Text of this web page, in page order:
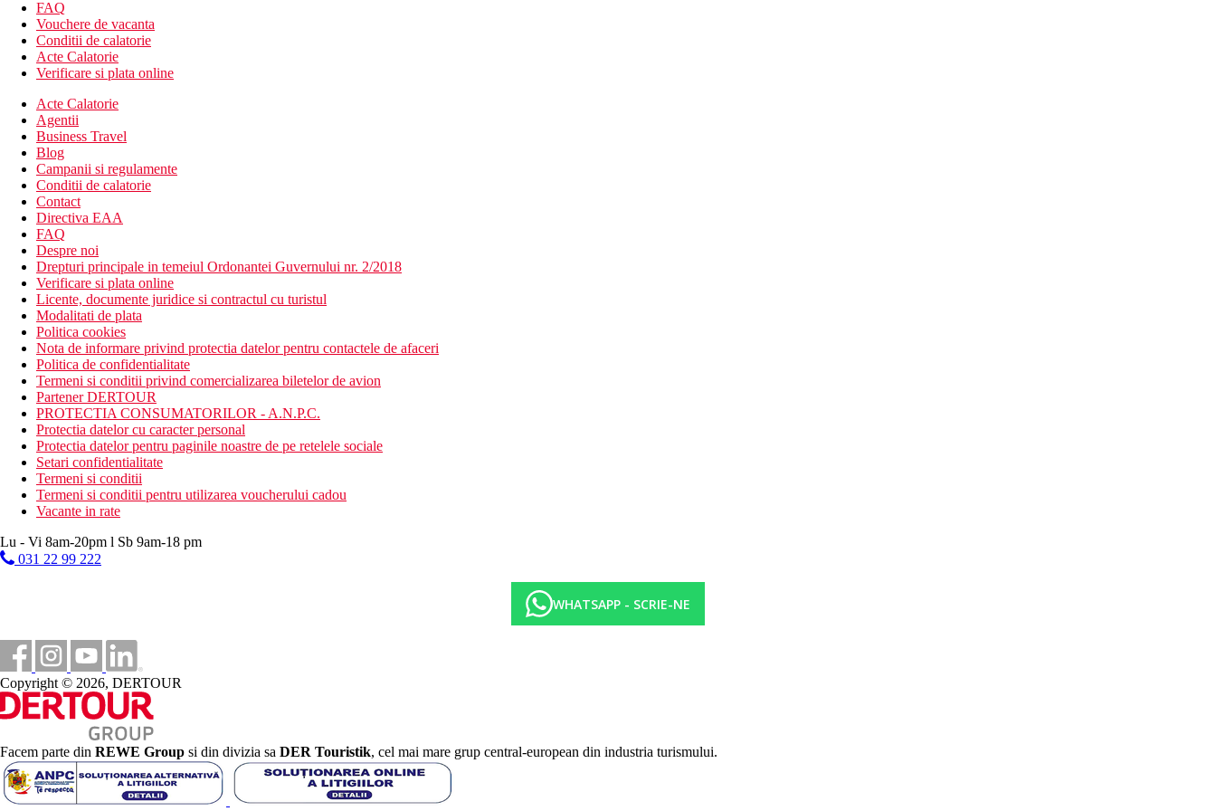
loc de joaca
patut gratuit (la cerere)
Descrierea plajei
sezlonguri si umbrele contra cost
Activitati sportive gratuite
Activitati sportive contra cost
piscina interioara cu jeturi de hidromasaj
jacuzzi
sauna
masaj
fitness
Masa
Mic dejun, pranz si cina tip bufet
Gustari usoare in timpul zilei
Cafea, ceai, desert dupa-amiaza
Bauturi racoritoare si alcoolice selectate, produse local (11:00-23:00)
Categoria oficiala
3 stele
Site web
https://www.tauritoresorts.com/en/hotel-the-lago-taurito.html
Distanţe
Centrul orasului
Restaurant
40 km
Distanta de cel mai apropiat aeroport
9 km
teren de golf
200 m
Statie de autobuz
FAQ
Vouchere de vacanta
Conditii de calatorie
Acte Calatorie
Verificare si plata online
Acte Calatorie
Agentii
Business Travel
Blog
Campanii si regulamente
Conditii de calatorie
Contact
Directiva EAA
FAQ
Despre noi
Drepturi principale in temeiul Ordonantei Guvernului nr. 2/2018
Verificare si plata online
Licente, documente juridice si contractul cu turistul
Modalitati de plata
Politica cookies
Nota de informare privind protectia datelor pentru contactele de afaceri
Politica de confidentialitate
Termeni si conditii privind comercializarea biletelor de avion
Partener DERTOUR
PROTECTIA CONSUMATORILOR - A.N.P.C.
Protectia datelor cu caracter personal
Protectia datelor pentru paginile noastre de pe retelele sociale
Setari confidentialitate
Termeni si conditii
Termeni si conditii pentru utilizarea voucherului cadou
Vacante in rate
Lu - Vi 8am-20pm l Sb 9am-18 pm
031 22 99 222
WHATSAPP - SCRIE-NE
Copyright © 2026, DERTOUR
Facem parte din REWE Group si din divizia sa DER Touristik, cel mai mare grup central-european din industria turismului.